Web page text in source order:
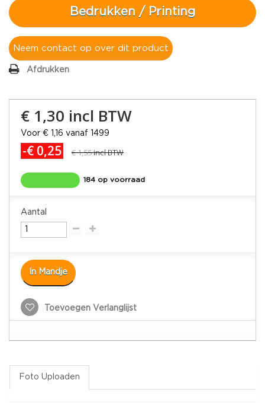
Bedrukken / Printing
Neem contact op over dit product
Afdrukken
€ 1,30 incl BTW
Voor € 1,16 vanaf 1499
-€ 0,25 € 1,55incl BTW
184 op voorraad
Aantal
In Mandje
Toevoegen Verlanglijst
Foto Uploaden